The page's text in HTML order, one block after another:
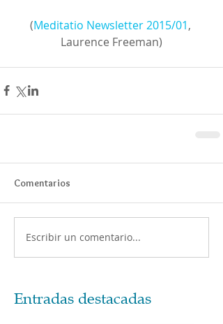
(Meditatio Newsletter 2015/01,
Laurence Freeman)
Comentarios
Escribir un comentario...
Entradas destacadas